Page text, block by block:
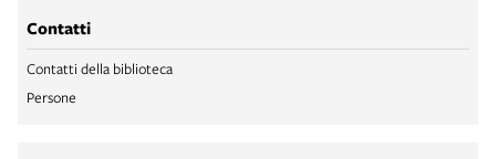
Contatti
Contatti della biblioteca
Persone